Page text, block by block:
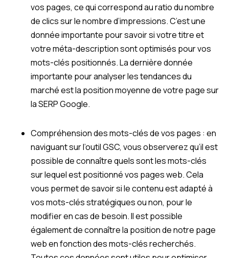
vos pages, ce qui correspond au ratio du nombre
de clics sur le nombre d’impressions. C’est une
donnée importante pour savoir si votre titre et
votre méta-description sont optimisés pour vos
mots-clés positionnés. La dernière donnée
importante pour analyser les tendances du
marché est la position moyenne de votre page sur
la SERP Google.
Compréhension des mots-clés de vos pages : en
naviguant sur l’outil GSC, vous observerez qu’il est
possible de connaître quels sont les mots-clés
sur lequel est positionné vos pages web. Cela
vous permet de savoir si le contenu est adapté à
vos mots-clés stratégiques ou non, pour le
modifier en cas de besoin. Il est possible
également de connaître la position de notre page
web en fonction des mots-clés recherchés.